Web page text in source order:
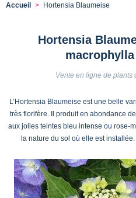
Accueil Hortensia Blaumeise
Hortensia
Vente en ligne de plants
L’Hortensia Blaumeise est une belle
très florifère. Il produit en abondance
aux jolies teintes bleu intense ou rose-
la nature du sol où elle est installée.